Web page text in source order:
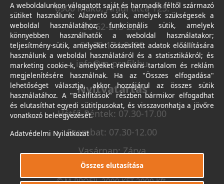
6900 Makó, Aradi utca 125.
06-62-213-220
06-30-174-9490
info@m-profil.hu
Nyitvatartás
Hétfő-Péntek: 07.30-17.00
Szombat: 07.30-12.00
Vasárnap: Zárva
© M-PROFIL 2000 KFT 2000 Kft.
A weboldalunkon válogatott saját és harmadik féltől származó
sütiket használunk: Alapvető sütik, amelyek szükségesek a
weboldal használatához; funkcionális sütik, amelyek
könnyebben használhatók a weboldal használatakor;
teljesítmény-sütik, amelyeket összesített adatok előállítására
használunk a weboldal használatáról és a statisztikákról; és
marketing cookie-k, amelyeket releváns tartalom és reklám
megjelenítésére használnak. Ha az "Összes elfogadása"
lehetőséget választja, akkor hozzájárul az összes sütik
használatához. A "Beállítások" részben bármikor elfogadhat
és elutasíthat egyedi sütitípusokat, és visszavonhatja a jövőre
vonatkozó beleegyezését.
Adatvédelmi Nyilatkozat
Összes elutasítása